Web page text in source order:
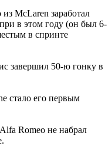
McLaren заработал
в этом году (он был 6-
в спринте
завершил 50-ю гонку в
стало его первым
Romeo не набрал